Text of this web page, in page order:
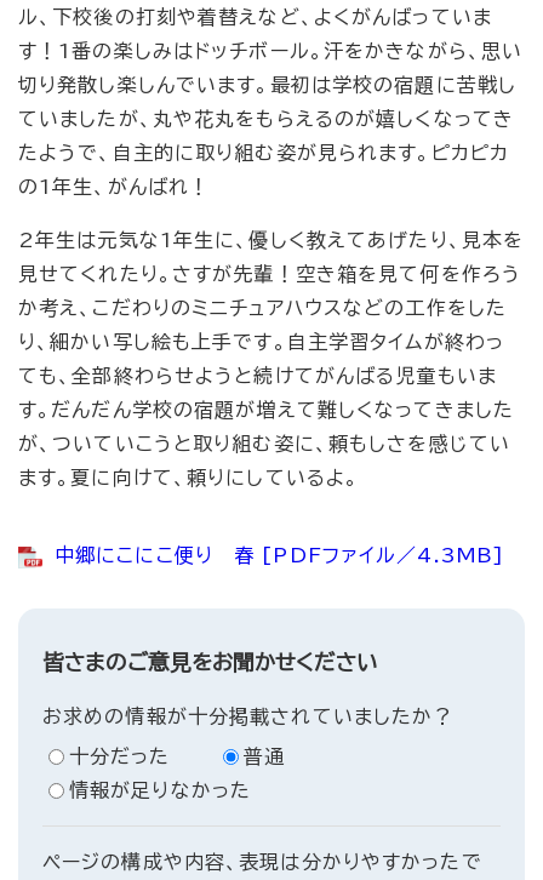
ル、下校後の打刻や着替えなど、よくがんばっていま
す！1番の楽しみはドッチボール。汗をかきながら、思い
切り発散し楽しんでいます。最初は学校の宿題に苦戦し
ていましたが、丸や花丸をもらえるのが嬉しくなってき
たようで、自主的に取り組む姿が見られます。ピカピカ
の1年生、がんばれ！
2年生は元気な1年生に、優しく教えてあげたり、見本を
見せてくれたり。さすが先輩！空き箱を見て何を作ろう
か考え、こだわりのミニチュアハウスなどの工作をした
り、細かい写し絵も上手です。自主学習タイムが終わっ
ても、全部終わらせようと続けてがんばる児童もいま
す。だんだん学校の宿題が増えて難しくなってきました
が、ついていこうと取り組む姿に、頼もしさを感じてい
ます。夏に向けて、頼りにしているよ。
中郷にこにこ便り 春 [PDFファイル／4.3MB]
皆さまのご意見をお聞かせください
お求めの情報が十分掲載されていましたか？
十分だった
普通
情報が足りなかった
ページの構成や内容、表現は分かりやすかったで